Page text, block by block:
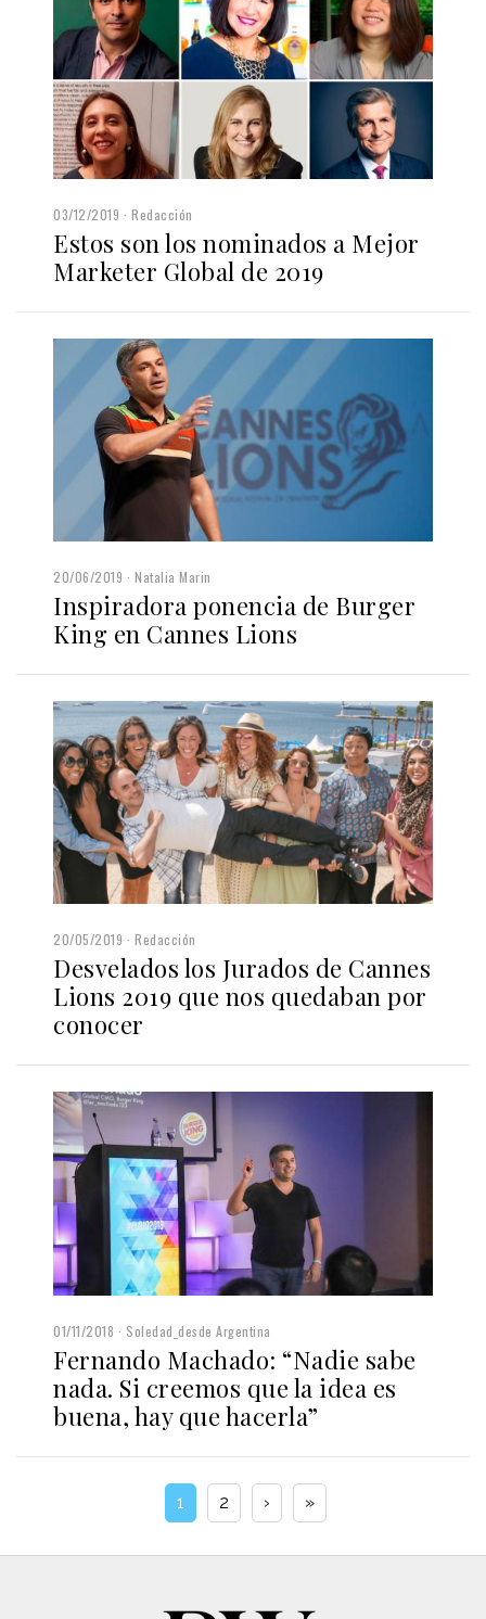
03/12/2019 Redacción
Estos son los nominados a Mejor
Marketer Global de 2019
20/06/2019 Natalia Marin
Inspiradora ponencia de Burger
King en Cannes Lions
20/05/2019 Redacción
Desvelados los Jurados de Cannes
Lions 2019 que nos quedaban por
conocer
01/11/2018 Soledad_desde Argentina
Fernando Machado: “Nadie sabe
nada. Si creemos que la idea es
buena, hay que hacerla”
1 2 › »